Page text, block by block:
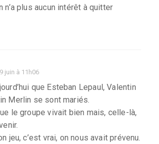
n’a plus aucun intérêt à quitter
9 juin à 11h06
que Esteban Lepaul, Valentin
Merlin se sont mariés.
le groupe vivait bien mais, celle-là,
jeu, c’est vrai, on nous avait prévenu.